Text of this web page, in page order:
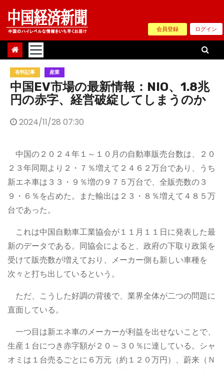
Skip
content
会員登録 ログイン
有料記事 産業
中国EV市場の最新情報：NIO、1.8兆
円の赤字、経営破綻してしまうのか
2024/11/28 07:30
中国の２０２４年１～１０月の自動車販売台数は、２０
２３年同期より２・７％増えて２４６２万台であり、うち
新エネ車は３３・９％増の９７５万台で、全販売数の３
９・６％を占めた。また輸出は２３・８％増えて４８５万
台であった。
これは中国自動車工業協会が１１月１１日に発表した最
新のデータである。同協会によると、政府の下取り政策を
受けて販売数が増えており、メーカー側も新しい車種を
次々と打ち出しているという。
ただ、こうした好調の背後で、業界全体が二つの問題に
直面している。
一つ目は新エネ車のメーカーが利益を出せないことで、
生産１台につき赤字額が２０～３０％に達している。シャ
オミは１台売るごとに６万元（約１２０万円）、蔚来（Ｎ